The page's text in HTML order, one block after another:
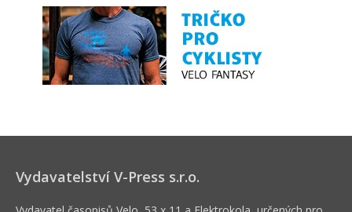
Vydavatelství V-Press s.r.o.